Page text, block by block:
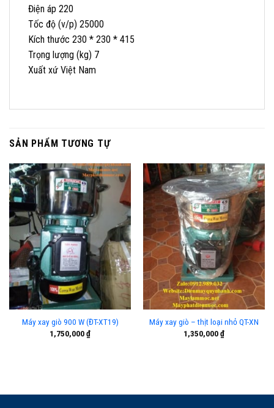
Điện áp 220
Tốc độ (v/p) 25000
Kích thước 230 * 230 * 415
Trọng lượng (kg) 7
Xuất xứ Việt Nam
SẢN PHẨM TƯƠNG TỰ
Máy xay giò 900 W (ĐT-XT19)
1,750,000₫
Máy xay giò – thịt loại nhỏ QT-XN
1,350,000₫